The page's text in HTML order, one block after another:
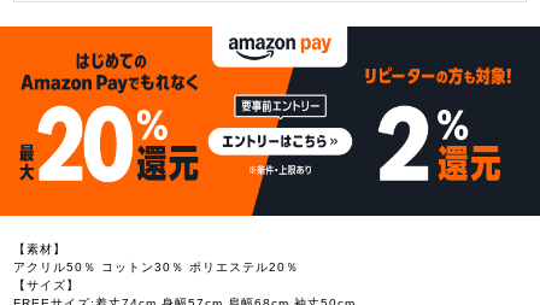
【素材】
アクリル50％ コットン30％ ポリエステル20％
【サイズ】